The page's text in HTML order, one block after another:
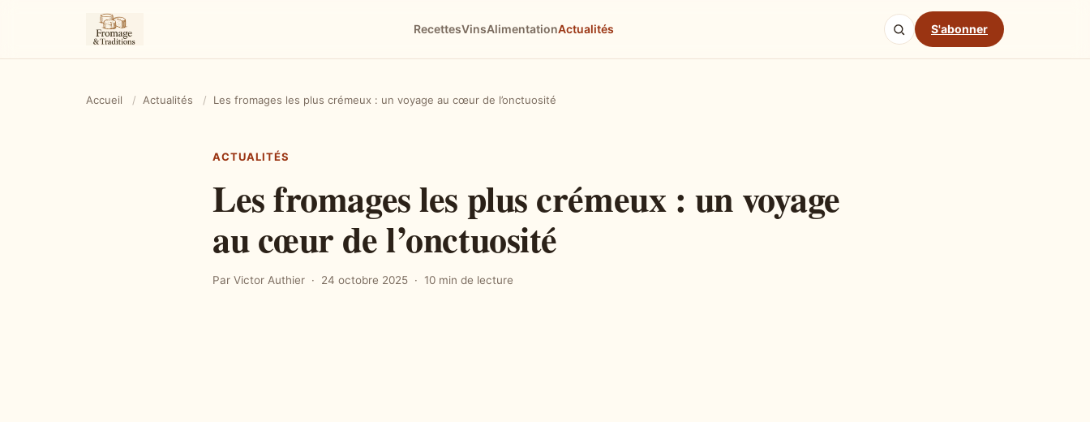
RecettesVinsAlimentationActualités S'abonner
Accueil / Actualités / Les fromages les plus crémeux : un voyage au cœur de l’onctuosité
ACTUALITÉS
Les fromages les plus crémeux : un voyage
au cœur de l’onctuosité
Par Victor Authier 24 octobre 2025 10 min de lecture